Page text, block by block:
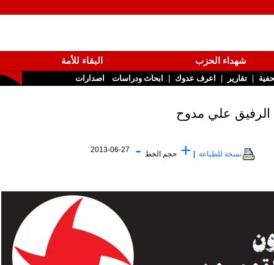
شهداء الحزب
البقاء للأمة
تقارير |اعرف عدوك|ابحاث ودراسات اصدارات
نسخة للطباعة |
+حجم الخط-
2013-06-27